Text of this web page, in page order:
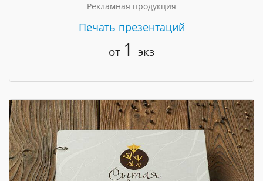
Рекламная продукция
Печать презентаций
от 1 экз